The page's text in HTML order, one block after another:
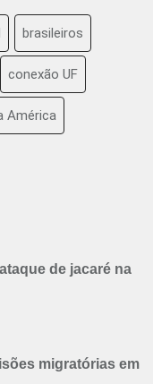
brasileiros
conexão UF
América
de jacaré na
migratórias em